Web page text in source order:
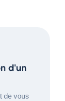
d'un
de vous